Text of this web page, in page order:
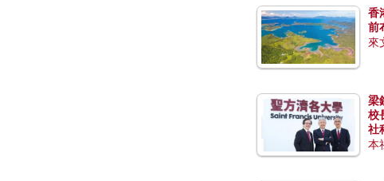
香
前
來
梁
校
社
本